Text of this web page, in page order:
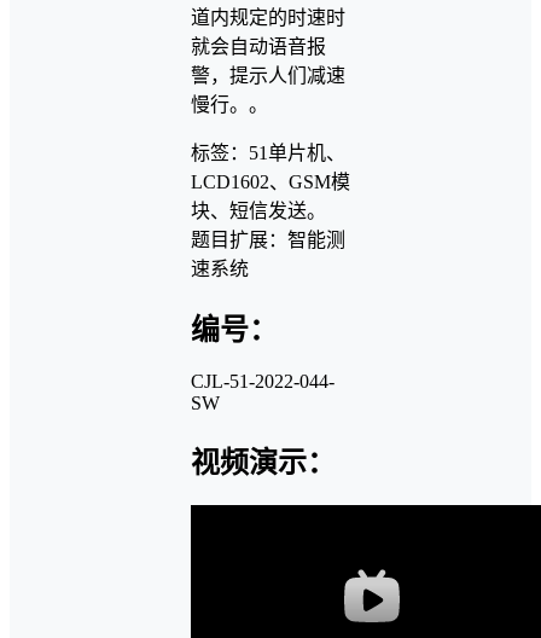
道内规定的时速时
就会自动语音报
警，提示人们减速
慢行。。
标签：51单片机、
LCD1602、GSM模
块、短信发送。
题目扩展：智能测
速系统
编号：
CJL-51-2022-044-
SW
视频演示：